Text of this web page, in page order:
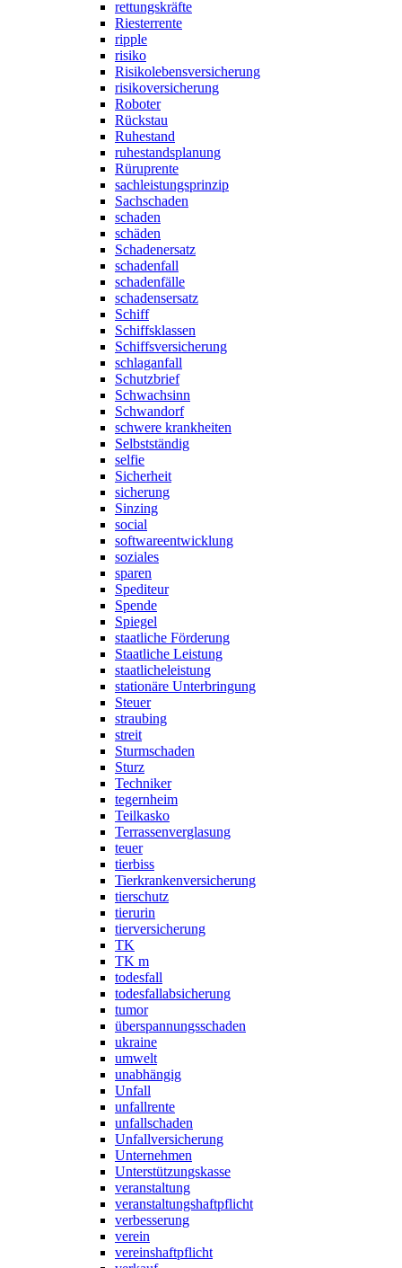
rettungskräfte
Riesterrente
ripple
risiko
Risikolebensversicherung
risikoversicherung
Roboter
Rückstau
Ruhestand
ruhestandsplanung
Rüruprente
sachleistungsprinzip
Sachschaden
schaden
schäden
Schadenersatz
schadenfall
schadenfälle
schadensersatz
Schiff
Schiffsklassen
Schiffsversicherung
schlaganfall
Schutzbrief
Schwachsinn
Schwandorf
schwere krankheiten
Selbstständig
selfie
Sicherheit
sicherung
Sinzing
social
softwareentwicklung
soziales
sparen
Spediteur
Spende
Spiegel
staatliche Förderung
Staatliche Leistung
staatlicheleistung
stationäre Unterbringung
Steuer
straubing
streit
Sturmschaden
Sturz
Techniker
tegernheim
Teilkasko
Terrassenverglasung
teuer
tierbiss
Tierkrankenversicherung
tierschutz
tierurin
tierversicherung
TK
TK m
todesfall
todesfallabsicherung
tumor
überspannungsschaden
ukraine
umwelt
unabhängig
Unfall
unfallrente
unfallschaden
Unfallversicherung
Unternehmen
Unterstützungskasse
veranstaltung
veranstaltungshaftpflicht
verbesserung
verein
vereinshaftpflicht